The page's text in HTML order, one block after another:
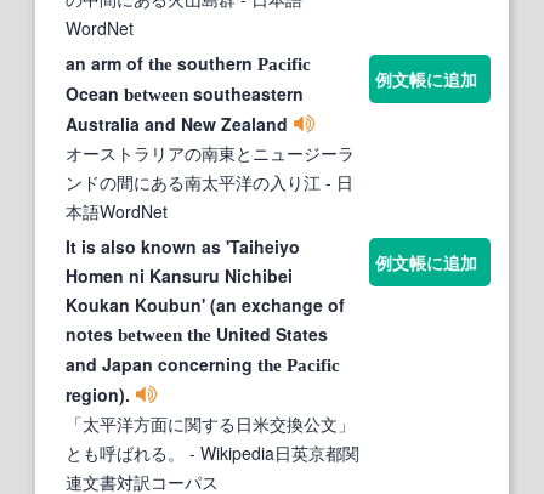
WordNet
an arm of the southern Pacific
Ocean between southeastern
Australia and New Zealand
オーストラリアの南東とニュージーラ
ンドの間にある南太平洋の入り江 - 日
本語WordNet
例文帳に追加
It is also known as 'Taiheiyo
Homen ni Kansuru Nichibei
Koukan Koubun' (an exchange of
notes between the United States
and Japan concerning the Pacific
region).
「太平洋方面に関する日米交換公文」
とも呼ばれる。
- Wikipedia日英京都関
連文書対訳コーパス
例文帳に追加